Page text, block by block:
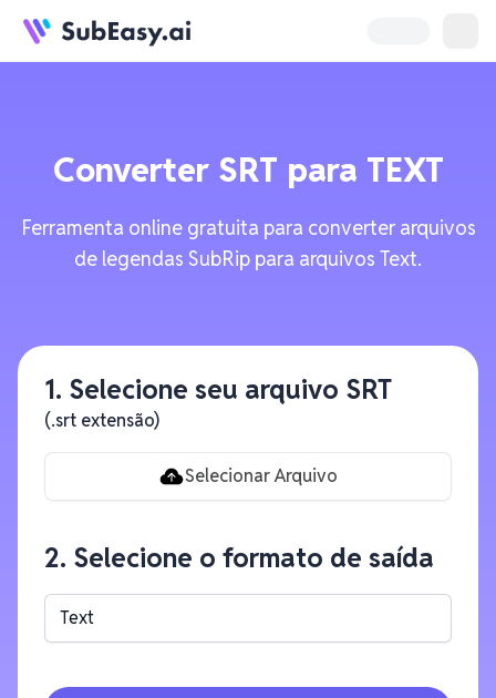
Converter SRT para TEXT
Ferramenta online gratuita para converter arquivos
de legendas SubRip para arquivos Text.
1. Selecione seu arquivo SRT
(.srt extensão)
Selecionar Arquivo
2. Selecione o formato de saída
Text